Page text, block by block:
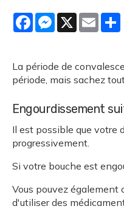
FacebookMessenger
X Email
La période de
période, mais sachez
Engourdissement
Il est possible que votre
progressivement.
Si votre bouche est
Vous pouvez également
d'utiliser des